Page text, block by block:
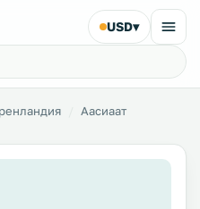
USD▾
Аасиаат